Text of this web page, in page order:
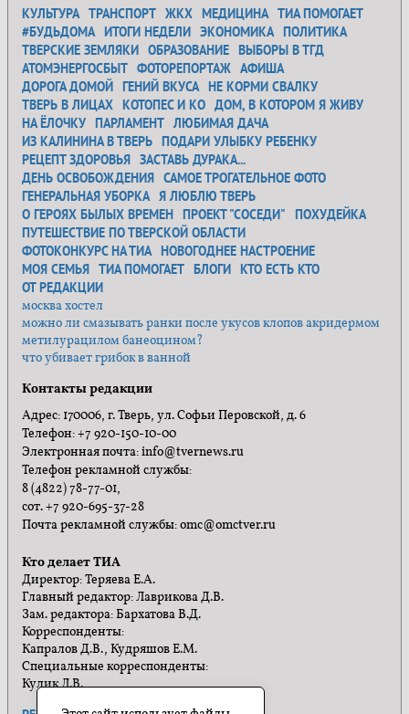
КУЛЬТУРА ТРАНСПОРТ ЖКХ МЕДИЦИНА ТИА ПОМОГАЕТ
#БУДЬДОМА ИТОГИ НЕДЕЛИ ЭКОНОМИКА ПОЛИТИКА
ТВЕРСКИЕ ЗЕМЛЯКИ ОБРАЗОВАНИЕ ВЫБОРЫ В ТГД
АТОМЭНЕРГОСБЫТ ФОТОРЕПОРТАЖ АФИША
ДОРОГА ДОМОЙ ГЕНИЙ ВКУСА НЕ КОРМИ СВАЛКУ
ТВЕРЬ В ЛИЦАХ КОТОПЕС И КО ДОМ, В КОТОРОМ Я ЖИВУ
НА ЁЛОЧКУ ПАРЛАМЕНТ ЛЮБИМАЯ ДАЧА
ИЗ КАЛИНИНА В ТВЕРЬ ПОДАРИ УЛЫБКУ РЕБЕНКУ
РЕЦЕПТ ЗДОРОВЬЯ ЗАСТАВЬ ДУРАКА...
ДЕНЬ ОСВОБОЖДЕНИЯ САМОЕ ТРОГАТЕЛЬНОЕ ФОТО
ГЕНЕРАЛЬНАЯ УБОРКА Я ЛЮБЛЮ ТВЕРЬ
О ГЕРОЯХ БЫЛЫХ ВРЕМЕН ПРОЕКТ "СОСЕДИ"
ПОХУДЕЙКА
ПУТЕШЕСТВИЕ ПО ТВЕРСКОЙ ОБЛАСТИ
ФОТОКОНКУРС НА ТИА НОВОГОДНЕЕ НАСТРОЕНИЕ
МОЯ СЕМЬЯ ТИА ПОМОГАЕТ БЛОГИ КТО ЕСТЬ КТО
ОТ РЕДАКЦИИ
москва хостел
можно ли смазывать ранки после укусов клопов акридермом
метилурацилом банеоцином?
что убивает грибок в ванной
Контакты редакции
Адрес: 170006, г. Тверь, ул. Софьи Перовской, д. 6
Телефон: +7 920-150-10-00
Электронная почта: info@tvernews.ru
Телефон рекламной службы:
8 (4822) 78-77-01,
сот. +7 920-695-37-28
Почта рекламной службы: omc@omctver.ru
Кто делает ТИА
Директор: Теряева Е.А.
Главный редактор: Лаврикова Д.В.
Зам. редактора: Бархатова В.Д.
Корреспонденты:
Капралов Д.В., Кудряшов Е.М.
Специальные корреспонденты:
Кулик Л.В.